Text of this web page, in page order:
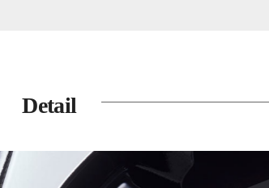
Detail